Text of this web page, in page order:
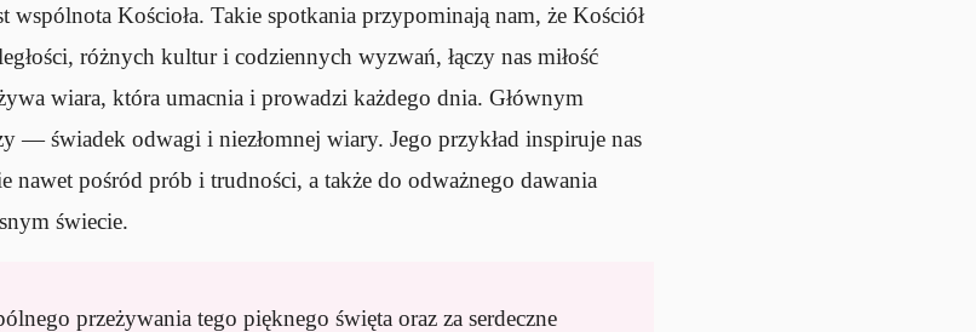
Kościoła. Takie spotkania przypominają nam, że Kościół
różnych kultur i codziennych wyzwań, łączy nas miłość
wiara, która umacnia i prowadzi każdego dnia. Głównym
— świadek odwagi i niezłomnej wiary. Jego przykład inspiruje nas
nawet pośród prób i trudności, a także do odważnego dawania
świecie.
przeżywania tego pięknego święta oraz za serdeczne